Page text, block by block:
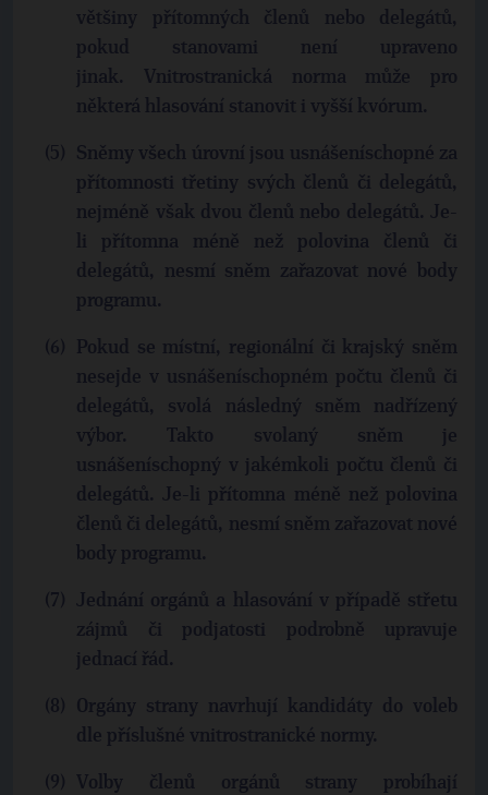
většiny přítomných členů nebo delegátů,
pokud stanovami není upraveno
jinak. Vnitrostranická norma může pro
některá hlasování stanovit i vyšší kvórum.
Sněmy všech úrovní jsou usnášeníschopné za
přítomnosti třetiny svých členů či delegátů,
nejméně však dvou členů nebo delegátů. Je-
li přítomna méně než polovina členů či
delegátů, nesmí sněm zařazovat nové body
programu.
Pokud se místní, regionální či krajský sněm
nesejde v usnášeníschopném počtu členů či
delegátů, svolá následný sněm nadřízený
výbor. Takto svolaný sněm je
usnášeníschopný v jakémkoli počtu členů či
delegátů. Je-li přítomna méně než polovina
členů či delegátů, nesmí sněm zařazovat nové
body programu.
Jednání orgánů a hlasování v případě střetu
zájmů či podjatosti podrobně upravuje
jednací řád.
Orgány strany navrhují kandidáty do voleb
dle příslušné vnitrostranické normy.
Volby členů orgánů strany probíhají